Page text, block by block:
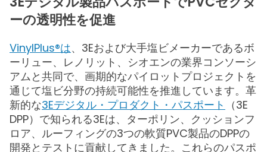
ーの透明性を促進
VinylPlus®は、3Eおよび大手塩ビメーカーであるボ
ーリュー、レノリット、シオエンの業界コンソーシ
アムと共同で、画期的なパイロットプロジェクトを
通じて塩ビ分野の持続可能性を推進しています。革
新的な3Eデジタル・プロダクト・パスポート （3E
DPP）で知られる3Eは、ターポリン、クッションフ
ロア、ルーフィングの3つの軟質PVC製品のDPPの
開発とテストに貢献してきました。これらのパスポ